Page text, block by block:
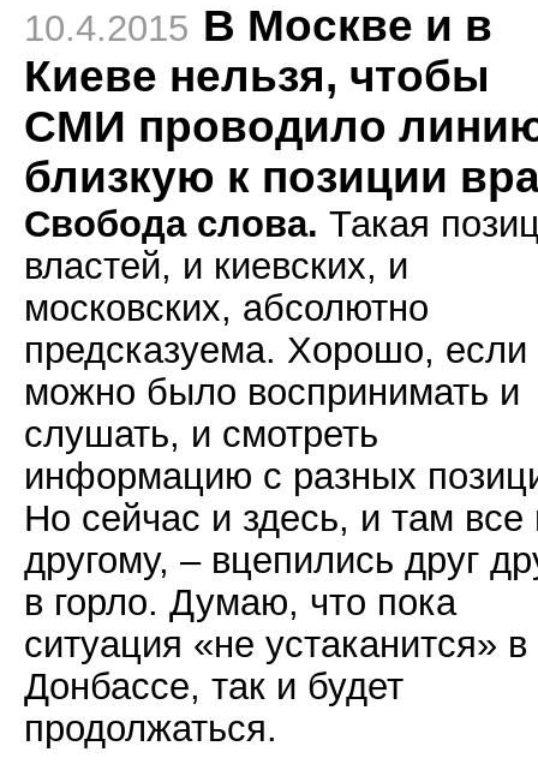
10.4.2015 В Москве и в
Киеве нельзя, чтобы
СМИ проводило
близкую к позиции
Свобода слова. Такая
властей, и киевских, и
московских, абсолютно
предсказуема. Хорошо,
можно было воспринимать и
слушать, и смотреть
информацию с разных
Но сейчас и здесь, и там все
другому, – вцепились друг
в горло. Думаю, что пока
ситуация «не устаканится» в
Донбассе, так и будет
продолжаться.